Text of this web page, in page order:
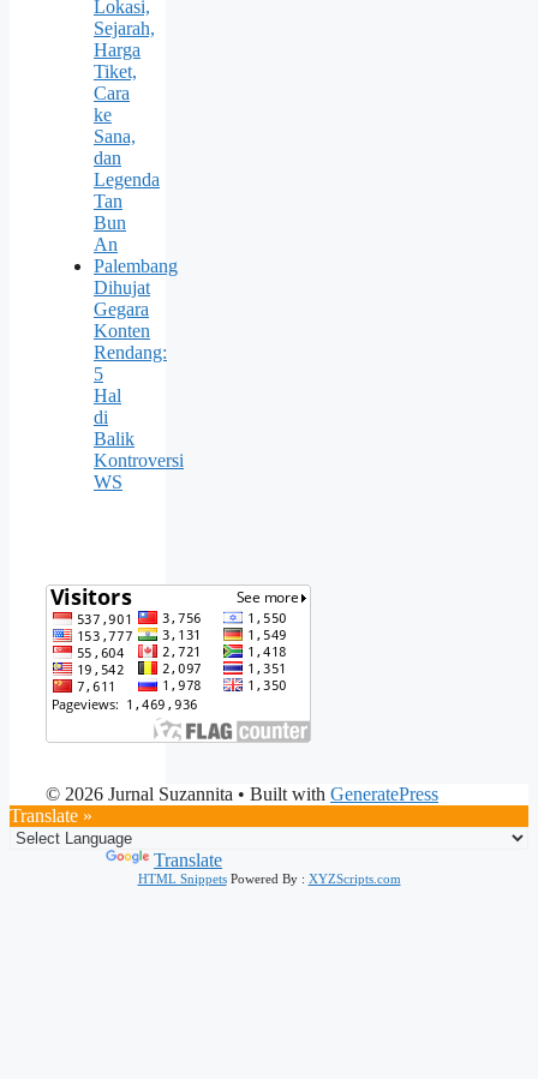
Lokasi,
Sejarah,
Harga
Tiket,
Cara
ke
Sana,
dan
Legenda
Tan
Bun
An
Palembang
Dihujat
Gegara
Konten
Rendang:
5
Hal
di
Balik
Kontroversi
WS
© 2026 Jurnal Suzannita • Built with GeneratePress
Translate »
Translate
HTML SnippetsPowered By : XYZScripts.com